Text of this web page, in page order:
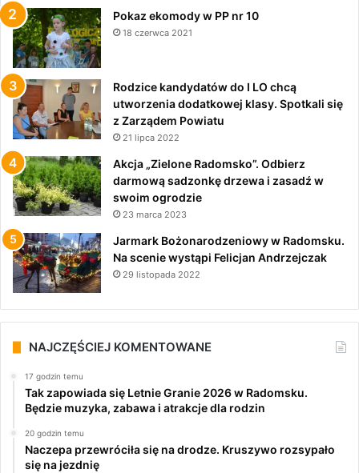
Pokaz ekomody w PP nr 10
18 czerwca 2021
Rodzice kandydatów do I LO chcą
utworzenia dodatkowej klasy. Spotkali się
z Zarządem Powiatu
21 lipca 2022
Akcja „Zielone Radomsko”. Odbierz
darmową sadzonkę drzewa i zasadź w
swoim ogrodzie
23 marca 2023
Jarmark Bożonarodzeniowy w Radomsku.
Na scenie wystąpi Felicjan Andrzejczak
29 listopada 2022
NAJCZĘŚCIEJ KOMENTOWANE
17 godzin temu
Tak zapowiada się Letnie Granie 2026 w Radomsku.
Będzie muzyka, zabawa i atrakcje dla rodzin
20 godzin temu
Naczepa przewróciła się na drodze. Kruszywo rozsypało
się na jezdnię